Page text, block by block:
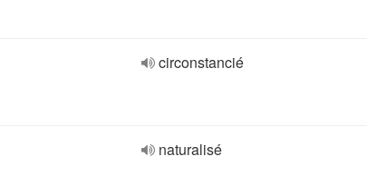
circonstancié
naturalisé